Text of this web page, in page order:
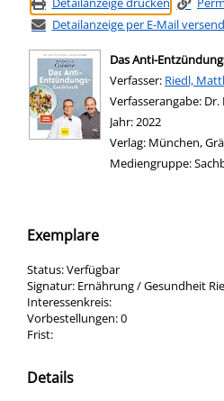
Detailanzeige per E-Mail
Das Anti-
Verfasser: Suche
Riedl,
Verfasserangabe: Dr.
Jahr:2022
Verlag: München,
Mediengruppe:
Exemplare
Status:Verfügbar
Signatur: Ernährung / Gesundheit
Interessenkreis:
Vorbestellungen:0
Frist:
Details